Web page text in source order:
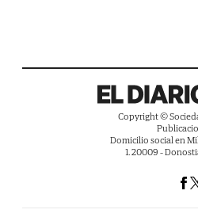
Copyright ©
Domicilio social en
1. 20009 -